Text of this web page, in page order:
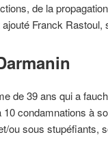
de la
Franck Rastoul,
de 39 ans qui a
condamnations à
ou sous stupéfiants,